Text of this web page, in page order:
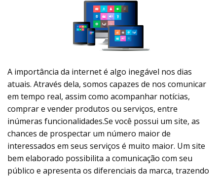
A importância da internet é algo inegável nos dias
atuais. Através dela, somos capazes de nos comunicar
em tempo real, assim como acompanhar notícias,
comprar e vender produtos ou serviços, entre
inúmeras funcionalidades.Se você possui um site, as
chances de prospectar um número maior de
interessados em seus serviços é muito maior. Um site
bem elaborado possibilita a comunicação com seu
público e apresenta os diferenciais da marca, trazendo